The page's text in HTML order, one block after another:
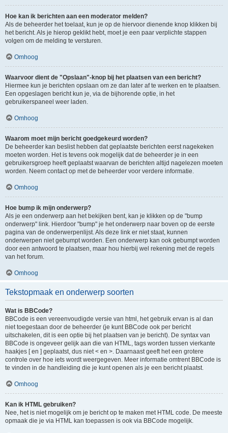
Hoe kan ik berichten aan een moderator melden?
Als de beheerder het toelaat, kun je op de hiervoor dienende knop klikken bij
het bericht. Als je hierop geklikt hebt, moet je een paar verplichte stappen
volgen om de melding te versturen.
Omhoog
Waarvoor dient de "Opslaan"-knop bij het plaatsen van een bericht?
Hiermee kun je berichten opslaan om ze dan later af te werken en te plaatsen.
Een opgeslagen bericht kun je, via de bijhorende optie, in het
gebruikerspaneel weer laden.
Omhoog
Waarom moet mijn bericht goedgekeurd worden?
De beheerder kan beslist hebben dat geplaatste berichten eerst nagekeken
moeten worden. Het is tevens ook mogelijk dat de beheerder je in een
gebruikersgroep heeft geplaatst waarvan de berichten altijd nagelezen moeten
worden. Neem contact op met de beheerder voor verdere informatie.
Omhoog
Hoe bump ik mijn onderwerp?
Als je een onderwerp aan het bekijken bent, kan je klikken op de "bump
onderwerp" link. Hierdoor "bump" je het onderwerp naar boven op de eerste
pagina van de onderwerpenlijst. Als deze link er niet staat, kunnen
onderwerpen niet gebumpt worden. Een onderwerp kan ook gebumpt worden
door een antwoord te plaatsen, maar hou hierbij wel rekening met de regels
van het forum.
Omhoog
Tekstopmaak en onderwerp soorten
Wat is BBCode?
BBCode is een vereenvoudigde versie van html, het gebruik ervan is al dan
niet toegestaan door de beheerder (je kunt BBCode ook per bericht
uitschakelen, dit is een optie bij het plaatsen van je bericht). De syntax van
BBCode is ongeveer gelijk aan die van HTML, tags worden tussen vierkante
haakjes [ en ] geplaatst, dus niet < en >. Daarnaast geeft het een grotere
controle over hoe iets wordt weergegeven. Meer informatie omtrent BBCode is
te vinden in de handleiding die je kunt openen als je een bericht plaatst.
Omhoog
Kan ik HTML gebruiken?
Nee, het is niet mogelijk om je bericht op te maken met HTML code. De meeste
opmaak die je via HTML kan toepassen is ook via BBCode mogelijk.